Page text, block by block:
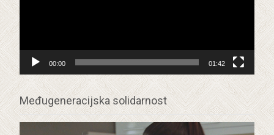
00:00 01:42
Međugeneracijska solidarnost